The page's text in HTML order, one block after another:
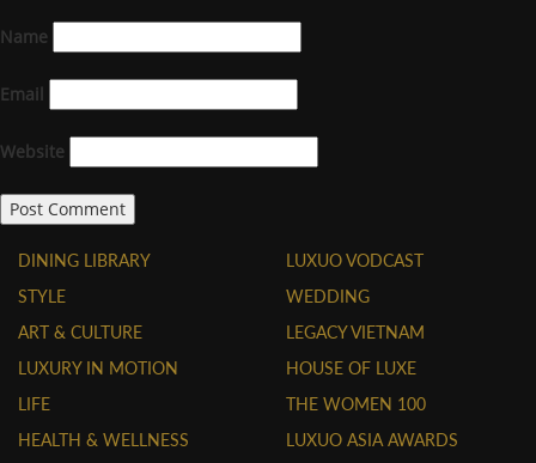
Name
Email
Website
DINING LIBRARY
STYLE
ART & CULTURE
LUXURY IN MOTION
LIFE
HEALTH & WELLNESS
LUXUO VODCAST
WEDDING
LEGACY VIETNAM
HOUSE OF LUXE
THE WOMEN 100
LUXUO ASIA AWARDS